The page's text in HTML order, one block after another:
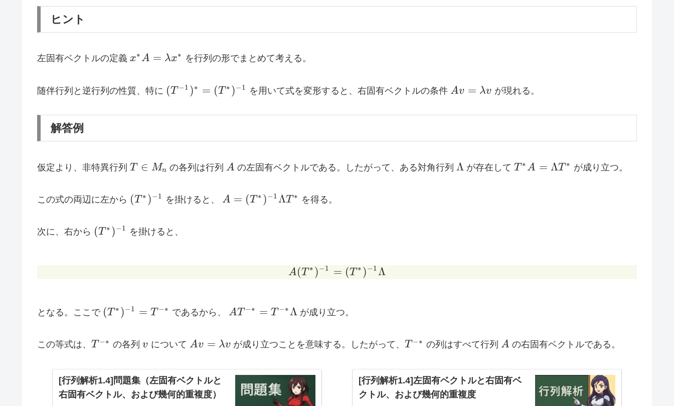
ヒント
左固有ベクトルの定義 x^*A=\lambda
x∗A = λx∗ を行列の形でまとめて考える。
随伴行列と逆行列の性質、特に (T^{-1})^*=
(T −1 )∗ = (T ∗ )−1 を用いて式を変形すると、右固有ベクトルの条件 Av=\lambda
Av = λv が現れる。
解答例
仮定より、非特異行列 T\in
T ∈ Mn の各列は行列 A
A の左固有ベクトルである。したがって、ある対角行列 \Lambda
Λ が存在してT^*A=\Lambda
T∗A = ΛT∗ が成り立つ。
この式の両辺に左から (T^*)^{-1}
(T ∗ )−1 を掛けると、
A=
A = (T ∗ )−1ΛT ∗ を得る。
次に、右から (T^*)^{-1}
(T ∗ )−1 を掛けると、
A (T^*)^{-1} = (T^*)^{-1} \Lambda
A(T∗ )−1 = (T∗ )−1Λ
となる。ここで (T^*)^{-1}=T^{-
(T ∗ )−1 = T −∗ であるから、A T^{-
*}\Lambda
AT −∗ = T −∗Λ が成り立つ。
この等式は、 T^{-
T −∗ の各列v
v について Av=\lambda
Av = λv が成り立つことを意味する。したがって、T^{-
T −∗ の列はすべて行列A
A の右固有ベクトルである。
[行列解析1.4]問題集（左固有ベクトルと
右固有ベクトル、および幾何的重複度）
[行列解析1.4]左固有ベクトルと右固有ベ
クトル、および幾何的重複度